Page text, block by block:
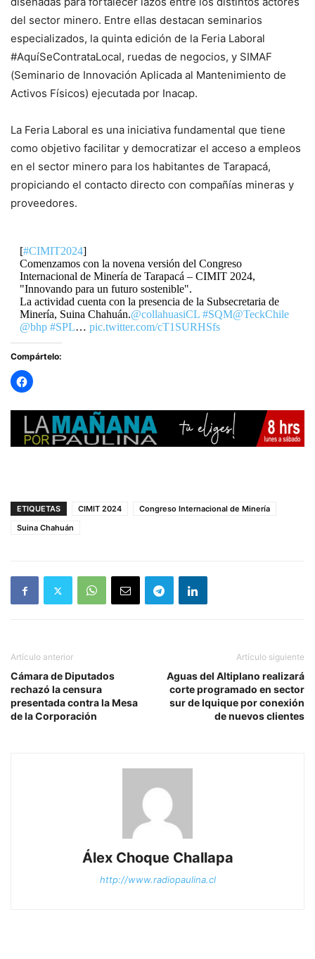
del sector minero. Entre ellas destacan seminarios
especializados, la quinta edición de la Feria Laboral
#AquíSeContrataLocal, ruedas de negocios, y SIMAF
(Seminario de Innovación Aplicada al Mantenimiento de
Activos Físicos) ejecutada por Inacap.
La Feria Laboral es una iniciativa fundamental que tiene
como objetivo facilitar y democratizar el acceso a empleos
en el sector minero para los habitantes de Tarapacá,
propiciando el contacto directo con compañías mineras y
proveedores.
[#CIMIT2024]
Comenzamos con la novena versión del Congreso
Internacional de Minería de Tarapacá – CIMIT 2024,
"Innovando para un futuro sostenible".
La actividad cuenta con la presencia de la Subsecretaria de
Minería, Suina Chahuán.@collahuasiCL #SQM@TeckChile
@bhp #SPL… pic.twitter.com/cT1SURHSfs
— Industriales Iquique (@aiigremio)
Compártelo:
ETIQUETAS CIMIT 2024
Congreso Internacional de Minería
Suina Chahuán
Artículo anterior
Cámara de Diputados
rechazó la censura
presentada contra la Mesa
de la Corporación
Artículo siguiente
Aguas del Altiplano realizará
corte programado en sector
sur de Iquique por conexión
de nuevos clientes
Álex Choque Challapa
http://www.radiopaulina.cl